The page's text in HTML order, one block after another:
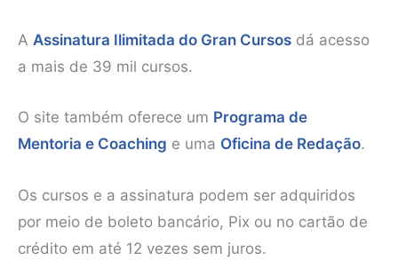
A Assinatura Ilimitada do Gran Cursos dá acesso
a mais de 39 mil cursos.
O site também oferece um Programa de
Mentoria e Coaching e uma Oficina de Redação.
Os cursos e a assinatura podem ser adquiridos
por meio de boleto bancário, Pix ou no cartão de
crédito em até 12 vezes sem juros.